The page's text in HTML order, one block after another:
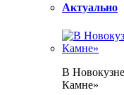
Актуально
В
Камне»